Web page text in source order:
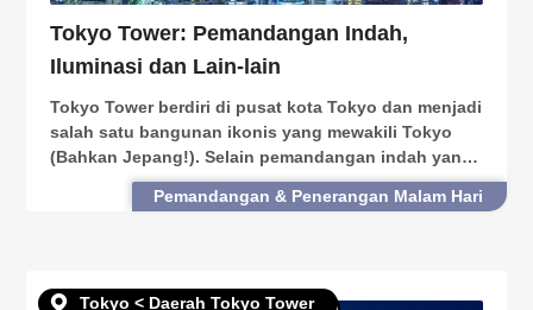
Tokyo Tower: Pemandangan Indah,
Iluminasi dan Lain-lain
Tokyo Tower berdiri di pusat kota Tokyo dan menjadi
salah satu bangunan ikonis yang mewakili Tokyo
(Bahkan Jepang!). Selain pemandangan indah yang
dapat dilihat dari dalam, Tokyo Tower juga memiliki
banyak fasilitas dan toko di dalamnya. Dibuka sep
Pemandangan & Penerangan Malam Hari
Tokyo < Daerah Tokyo Tower